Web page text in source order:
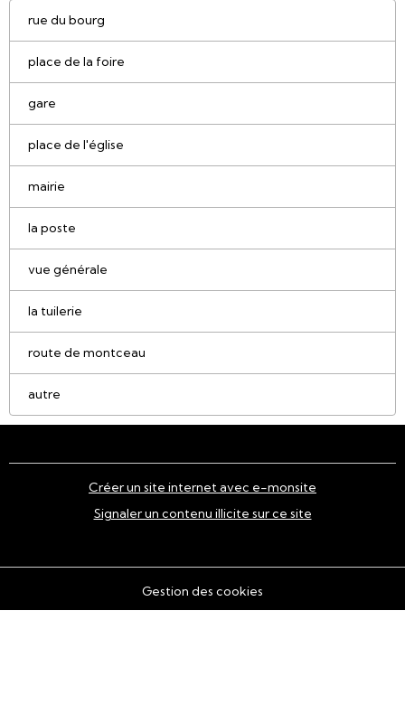
rue du bourg
place de la foire
gare
place de l'église
mairie
la poste
vue générale
la tuilerie
route de montceau
autre
Créer un site internet avec e-monsite
Signaler un contenu illicite sur ce site
Gestion des cookies